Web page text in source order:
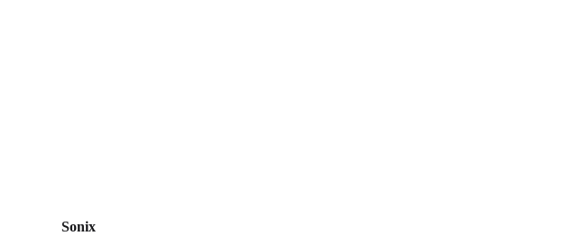
Sonix